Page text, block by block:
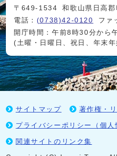
〒649-1534
和歌山県日高
電話： (0738)42-0120
ファ
開庁時間：午前8時30分から
(土曜・日曜日、祝日、年末
サイトマップ 著作権・
プライバシーポリシー（個人
関連サイトのリンク集